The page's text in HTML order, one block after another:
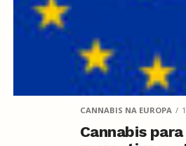
CANNABIS NA EUROPA
Cannabis